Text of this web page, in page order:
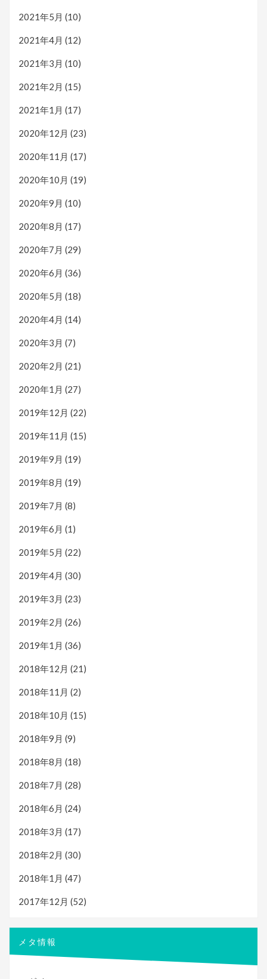
2021年5月 (10)
2021年4月 (12)
2021年3月 (10)
2021年2月 (15)
2021年1月 (17)
2020年12月 (23)
2020年11月 (17)
2020年10月 (19)
2020年9月 (10)
2020年8月 (17)
2020年7月 (29)
2020年6月 (36)
2020年5月 (18)
2020年4月 (14)
2020年3月 (7)
2020年2月 (21)
2020年1月 (27)
2019年12月 (22)
2019年11月 (15)
2019年9月 (19)
2019年8月 (19)
2019年7月 (8)
2019年6月 (1)
2019年5月 (22)
2019年4月 (30)
2019年3月 (23)
2019年2月 (26)
2019年1月 (36)
2018年12月 (21)
2018年11月 (2)
2018年10月 (15)
2018年9月 (9)
2018年8月 (18)
2018年7月 (28)
2018年6月 (24)
2018年3月 (17)
2018年2月 (30)
2018年1月 (47)
2017年12月 (52)
メタ情報